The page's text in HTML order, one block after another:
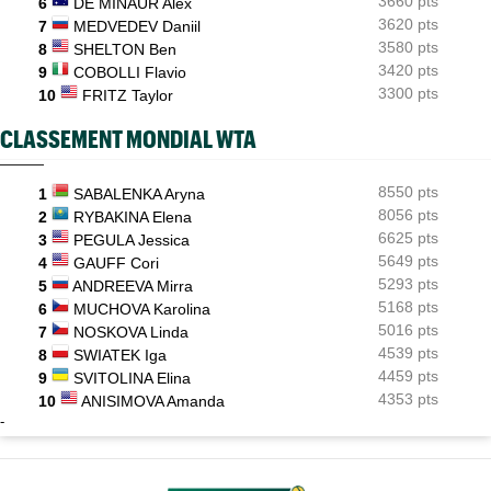
6
DE MINAUR Alex
7
MEDVEDEV Daniil
3620 pts
8
SHELTON Ben
3580 pts
9
COBOLLI Flavio
3420 pts
10
FRITZ Taylor 3300 pts
CLASSEMENT MONDIAL WTA
1 SABALENKA Aryna
8550 pts
2
RYBAKINA Elena
8056 pts
3
PEGULA Jessica
6625 pts
4
GAUFF Cori
5649 pts
5
ANDREEVA Mirra
5293 pts
6
MUCHOVA Karolina
5168 pts
7
NOSKOVA Linda
5016 pts
8
SWIATEK Iga
4539 pts
9
SVITOLINA Elina
4459 pts
10
ANISIMOVA Amanda 4353 pts
-